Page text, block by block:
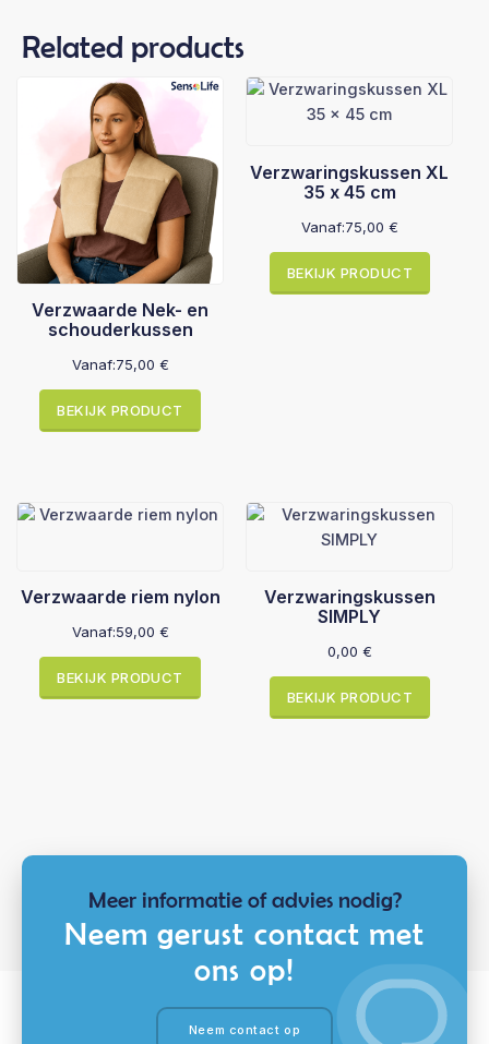
Related products
Verzwaarde Nek- en
schouderkussen
Vanaf:75,00 €
BEKIJK PRODUCT
Verzwaringskussen XL
35 x 45 cm
Vanaf:75,00 €
BEKIJK PRODUCT
Verzwaarde riem nylon
Vanaf:59,00 €
BEKIJK PRODUCT
Verzwaringskussen
SIMPLY
0,00 €
BEKIJK PRODUCT
Meer informatie of advies nodig?
Neem gerust contact met
ons op!
Neem contact op